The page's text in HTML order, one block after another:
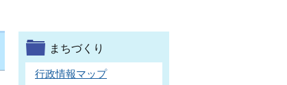
まちづくり
行政情報マップ